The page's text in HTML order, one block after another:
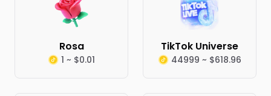
Rosa
1 ~ $0.01
TikTok Universe
44999 ~ $618.96